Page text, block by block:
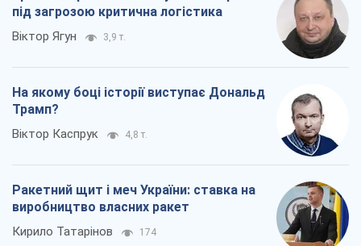
під загрозою критична логістика
Віктор Ягун 3,9 т.
На якому боці історії виступає Дональд
Трамп?
Віктор Каспрук 4,8 т.
Ракетний щит і меч України: ставка на
виробництво власних ракет
Кирило Татарінов 174